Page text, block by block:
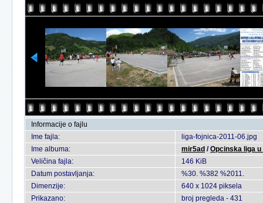
Informacije o fajlu
Ime fajla:
liga-fojnica-2011-06.jpg
Ime albuma:
mir5ad /Opcinska liga
Veličina fajla:
146 KiB
Datum postavljanja:
%30. %382 %2011.
Dimenzije:
640 x 1024 piksela
Prikazano:
broj pregleda - 431